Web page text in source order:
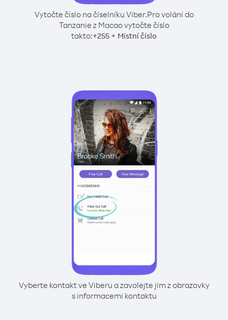
Vytočte číslo na číselníku Viber.Pro volání do
Tanzanie z Macao vytočte číslo
takto:+255 + Místní číslo
Vyberte kontakt ve Viberu a zavolejte jim z obrazovky
s informacemi kontaktu